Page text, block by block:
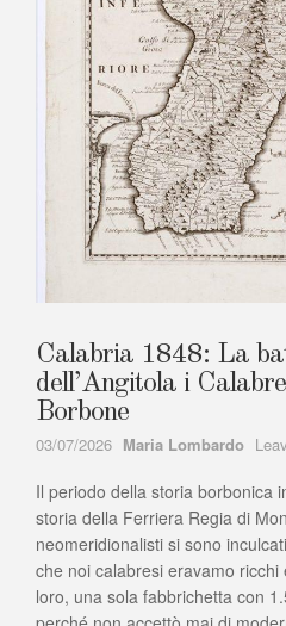
Calabria 1848: La
dell’Angitola i
Borbone
03/07/2026 Author
Maria Lombardo
Il periodo della storia borbonica
storia della Ferriera Regia di
neomeridionalisti si sono
che noi calabresi eravamo
loro, una sola fabbrichetta con